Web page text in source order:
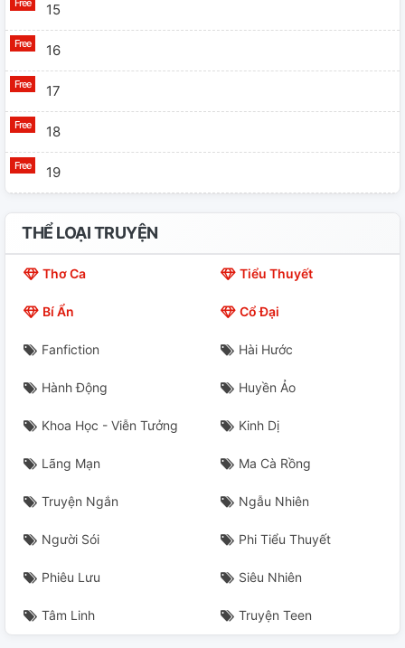
15
16
17
18
19
20
21
25
26
27
28
29
30
THỂ LOẠI TRUYỆN
Thơ Ca Tiểu Thuyết
Bí Ẩn Cổ Đại
Fanfiction Hài Hước
Hành Động Huyền Ảo
Khoa Học - Viễn Tưởng Kinh Dị
Lãng Mạn Ma Cà Rồng
Truyện Ngắn Ngẫu Nhiên
Người Sói Phi Tiểu Thuyết
Phiêu Lưu Siêu Nhiên
Tâm Linh Truyện Teen